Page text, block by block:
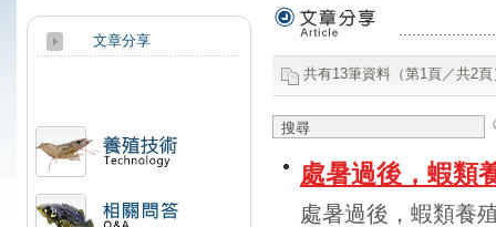
文章分享
共有13筆資料（第1頁／共2頁
處暑過後，蝦類
處暑過後，蝦類養
文章分享
活動訊息